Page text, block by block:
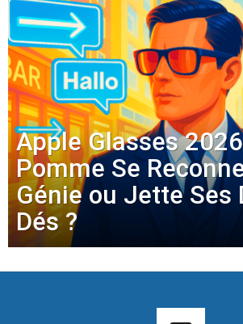
Apple Glasses
Pomme Se
Génie ou Jette Ses
Dés ?